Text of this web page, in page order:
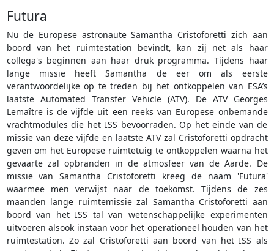
Futura
Nu de Europese astronaute Samantha Cristoforetti zich aan
boord van het ruimtestation bevindt, kan zij net als haar
collega's beginnen aan haar druk programma. Tijdens haar
lange missie heeft Samantha de eer om als eerste
verantwoordelijke op te treden bij het ontkoppelen van ESA’s
laatste Automated Transfer Vehicle (ATV). De ATV Georges
Lemaître is de vijfde uit een reeks van Europese onbemande
vrachtmodules die het ISS bevoorraden. Op het einde van de
missie van deze vijfde en laatste ATV zal Cristoforetti opdracht
geven om het Europese ruimtetuig te ontkoppelen waarna het
gevaarte zal opbranden in de atmosfeer van de Aarde. De
missie van Samantha Cristoforetti kreeg de naam 'Futura'
waarmee men verwijst naar de toekomst. Tijdens de zes
maanden lange ruimtemissie zal Samantha Cristoforetti aan
boord van het ISS tal van wetenschappelijke experimenten
uitvoeren alsook instaan voor het operationeel houden van het
ruimtestation. Zo zal Cristoforetti aan boord van het ISS als